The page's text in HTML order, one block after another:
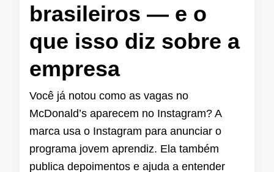
brasileiros — e o
que isso diz sobre a
empresa
Você já notou como as vagas no
McDonald’s aparecem no Instagram? A
marca usa o Instagram para anunciar o
programa jovem aprendiz. Ela também
publica depoimentos e ajuda a entender